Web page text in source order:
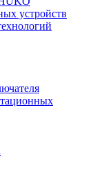
устройств